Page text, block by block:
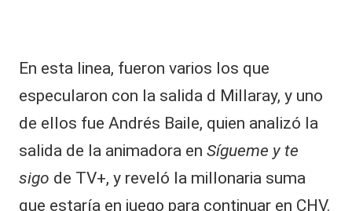
En esta linea, fueron varios los que
especularon con la salida d Millaray, y uno
de ellos fue Andrés Baile, quien analizó la
salida de la animadora en Sígueme y te
sigo de TV+, y reveló la millonaria suma
que estaría en juego para continuar en CHV.